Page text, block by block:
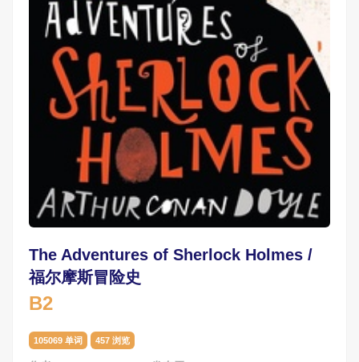
The Adventures of Sherlock Holmes /
福尔摩斯冒险史
B2
105069 单词 457 浏览